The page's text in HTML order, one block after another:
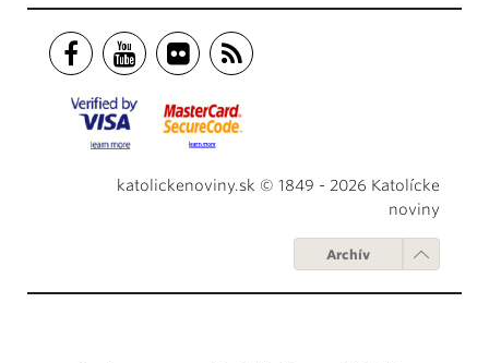
katolickenoviny.sk © 1849 - 2026 Katolícke
noviny
Archív